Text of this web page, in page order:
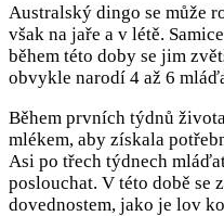
Australský dingo se může
však na jaře a v létě.
během této doby se jim
obvykle narodí 4 až 6
Během prvních týdnů
mlékem, aby získala
Asi po třech týdnech
poslouchat. V této době se
dovednostem, jako je lov